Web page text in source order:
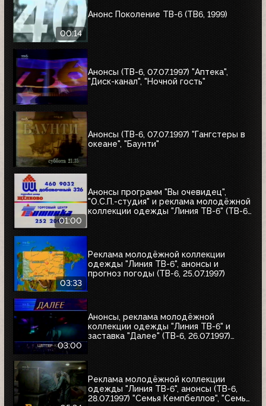
00:14
Анонс Поколение ТВ-6 (ТВ6, 1999)
Анонсы (ТВ-6, 07.07.1997) "Аптека",
"Диск-канал", "Ночной гость"
Анонсы (ТВ-6, 07.07.1997) "Гангстеры в
океане", "Баунти"
01:00
Анонсы программ "Вы очевидец",
"О.С.П.-студия" и реклама молодёжной
коллекции одежды "Линия ТВ-6" (ТВ-6,
03:33
Реклама молодёжной коллекции
одежды "Линия ТВ-6", анонсы и
прогноз погоды (ТВ-6, 25.07.1997)
03:00
Анонсы, реклама молодёжной
коллекции одежды "Линия ТВ-6" и
заставка "Далее" (ТВ-6, 26.07.1997)
Реклама молодёжной коллекции
одежды "Линия ТВ-6", анонсы (ТВ-6,
28.07.1997) "Семья Кемпбеллов", "Семья